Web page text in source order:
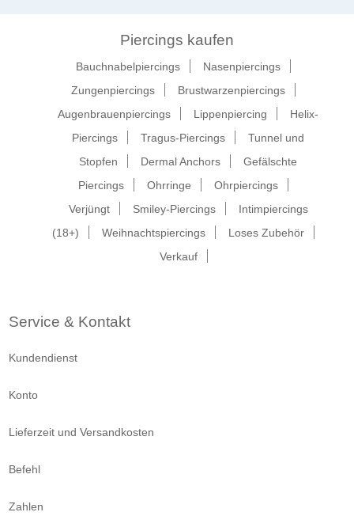
Piercings kaufen
Bauchnabelpiercings
Nasenpiercings
Zungenpiercings
Brustwarzenpiercings
Augenbrauenpiercings
Lippenpiercing
Helix-
Piercings
Tragus-Piercings
Tunnel und
Stopfen
Dermal Anchors
Gefälschte
Piercings
Ohrringe
Ohrpiercings
Verjüngt
Smiley-Piercings
Intimpiercings
(18+)
Weihnachtspiercings
Loses Zubehör
Verkauf
Service & Kontakt
Kundendienst
Konto
Lieferzeit und Versandkosten
Befehl
Zahlen